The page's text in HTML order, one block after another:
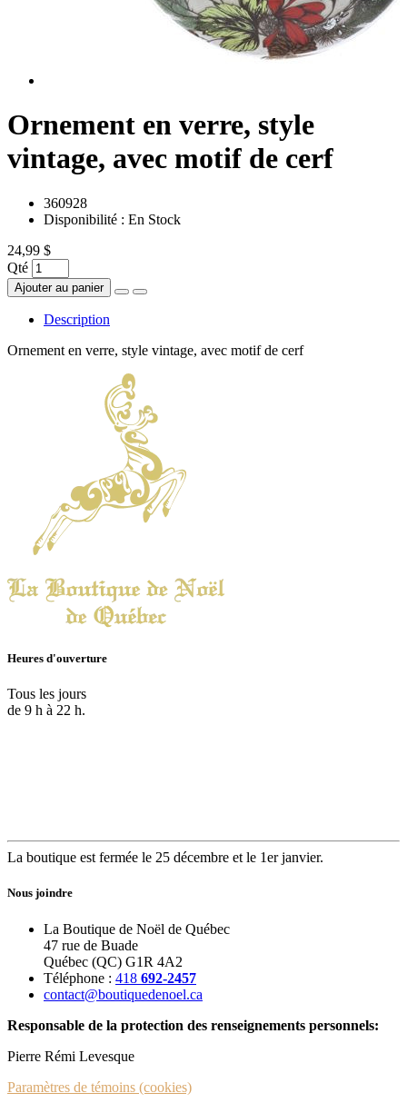
Ornement en verre, style
vintage, avec motif de cerf
360928
Disponibilité : En Stock
24,99 $
Qté
Ajouter au panier
Description
Ornement en verre, style vintage, avec motif de cerf
Heures d'ouverture
Tous les jours
de 9 h à 22 h.
La boutique est fermée le 25 décembre et le 1er janvier.
Nous joindre
La Boutique de Noël de Québec
47 rue de Buade
Québec (QC) G1R 4A2
Téléphone : 418 692-2457
contact@boutiquedenoel.ca
Responsable de la protection des renseignements personnels:
Pierre Rémi Levesque
Paramètres de témoins (cookies)